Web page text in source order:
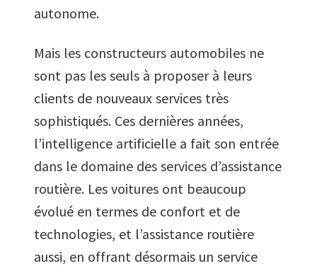
autonome.
Mais les constructeurs automobiles ne
sont pas les seuls à proposer à leurs
clients de nouveaux services très
sophistiqués. Ces dernières années,
l’intelligence artificielle a fait son entrée
dans le domaine des services d’assistance
routière. Les voitures ont beaucoup
évolué en termes de confort et de
technologies, et l’assistance routière
aussi, en offrant désormais un service